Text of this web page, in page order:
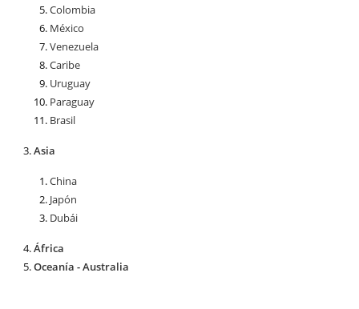
Colombia
México
Venezuela
Caribe
Uruguay
Paraguay
Brasil
Asia
China
Japón
Dubái
África
Oceanía - Australia